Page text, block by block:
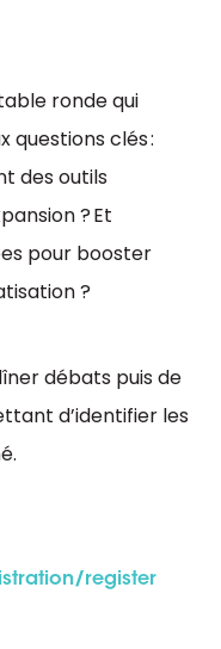
ronde qui
questions clés :
des outils
? Et
pour booster
?
débats puis de
d’identifier les
register